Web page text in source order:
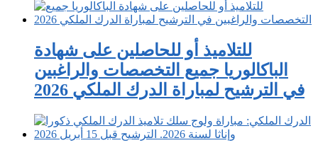
للتلاميذ أو للحاصلين على شهادة
الباكالوريا جميع التخصصات والراغبين
في الترشيح لمباراة الدرك الملكي 2026